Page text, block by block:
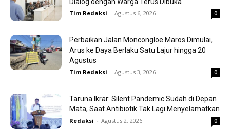
Dialog dengan Warga Terus Dibuka
Tim Redaksi - Agustus 6, 2026 0
Perbaikan Jalan Moncongloe Maros Dimulai,
Arus ke Daya Berlaku Satu Lajur hingga 20
Agustus
Tim Redaksi - Agustus 3, 2026 0
Taruna Ikrar: Silent Pandemic Sudah di Depan
Mata, Saat Antibiotik Tak Lagi Menyelamatkan
Redaksi - Agustus 2, 2026 0